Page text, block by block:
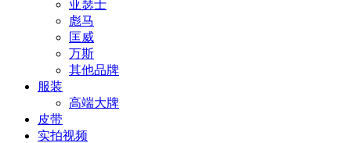
亚瑟士
彪马
匡威
万斯
其他品牌
服装
高端大牌
皮带
实拍视频